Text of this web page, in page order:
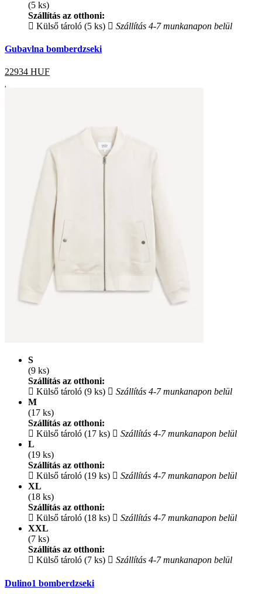
(5 ks)
Szállítás az otthoni:
Külső tároló (5 ks)
Szállítás 4-7 munkanapon belül
Gubavlna bomberdzseki
22934 HUF
S
(9 ks)
Szállítás az otthoni:
Külső tároló (9 ks)
Szállítás 4-7 munkanapon belül
M
(17 ks)
Szállítás az otthoni:
Külső tároló (17 ks)
Szállítás 4-7 munkanapon belül
L
(19 ks)
Szállítás az otthoni:
Külső tároló (19 ks)
Szállítás 4-7 munkanapon belül
XL
(18 ks)
Szállítás az otthoni:
Külső tároló (18 ks)
Szállítás 4-7 munkanapon belül
XXL
(7 ks)
Szállítás az otthoni:
Külső tároló (7 ks)
Szállítás 4-7 munkanapon belül
Dulino1 bomberdzseki